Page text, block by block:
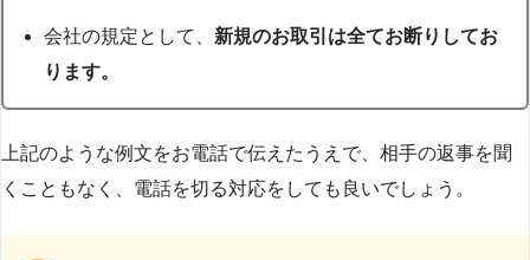
会社の規定として、 新規のお取引は全てお断りしてお
ります。
上記のような例文をお電話で伝えたうえで、相手の返事を聞
くこともなく、電話を切る対応をしても良いでしょう。